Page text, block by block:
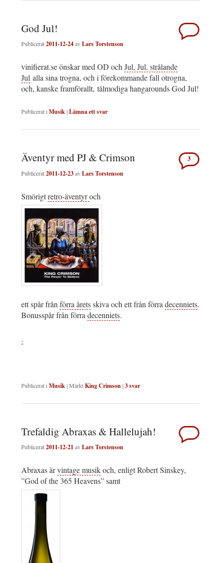
God Jul!
Publicerat2011-12-24avLars Torstenson
vinifierat.se önskar med OD ochJul, Jul, strålande
Jul alla sina trogna, och i förekommande fall otrogna,
och, kanske framförallt, tålmodiga hangarounds God Jul!
Publicerat iMusik|Lämna ett svar
Äventyr med PJ & Crimson
Publicerat2011-12-23avLars Torstenson
3
Smörigtretro-äventyroch
ett spår från förra åretsskiva och ett från förra decenniets.
Bonusspår från förra decenniets.
.
Publicerat i Musik|MärktKing Crimson|3svar
Trefaldig Abraxas & Hallelujah!
Publicerat2011-12-21 avLars Torstenson
Abraxas ärvintage musikoch, enligt Robert Sinskey,
”God of the 365 Heavens” samt